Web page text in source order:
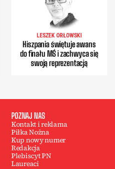
LESZEK ORŁOWSKI
Hiszpania świętuje awans
do finału MŚ i zachwyca się
swoją reprezentacją
POZNAJ NAS
Kontakt i reklama
Piłka Nożna
Kup nowy numer
Redakcja
Plebiscyt PN
Laureaci